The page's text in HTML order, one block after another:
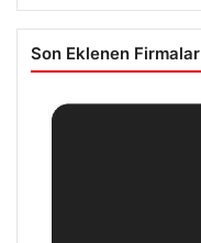
Son Eklenen Firmalar